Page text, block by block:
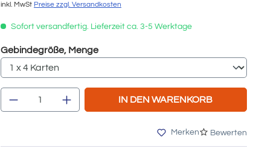
inkl. MwSt Preise zzgl. Versandkosten
Sofort versandfertig. Lieferzeit ca. 3-5 Werktage
Gebindegröße, Mengeauswählen
Produkt Anzahl: Gib den gewünschten
IN DEN WARENKORB
Merken Bewerten